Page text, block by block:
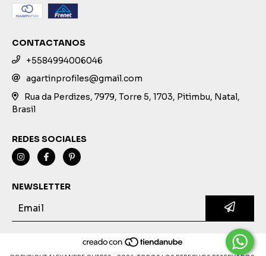
CONTACTANOS
+5584994006046
agartinprofiles@gmail.com
Rua da Perdizes, 7979, Torre 5, 1703, Pitimbu, Natal,
Brasil
REDES SOCIALES
NEWSLETTER